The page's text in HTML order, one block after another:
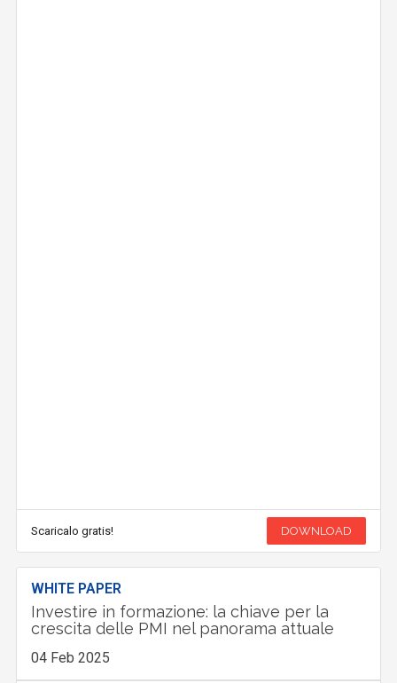
Scaricalo gratis! DOWNLOAD
WHITE PAPER
Investire in formazione: la chiave per la
crescita delle PMI nel panorama attuale
04 Feb 2025